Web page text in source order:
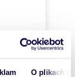
O plikach